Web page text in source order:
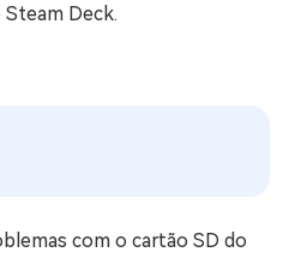
Deck.
com o cartão SD do